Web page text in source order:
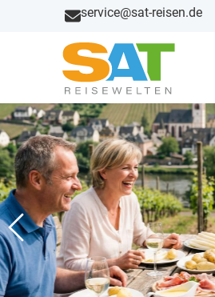
service@sat-reisen.de